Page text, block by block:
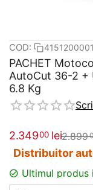
COD:
PACHET
AutoCut 36-2 +
6.8 Kg
2.34900 lei2.899
Distribuitor
Ultimul produs